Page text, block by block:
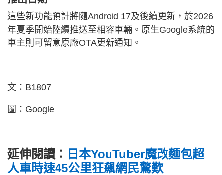
這些新功能預計將隨Android 17及後續更新，於2026
年夏季開始陸續推送至相容車輛。原生Google系統的
車主則可留意原廠OTA更新通知。
文：B1807
圖：Google
延伸閱讀： 日本YouTuber魔改麵包超
人車時速45公里狂飆網民驚歎